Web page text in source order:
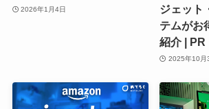
2026年1月4日
ジェット
テムがお
紹介 | PR
2025年10月